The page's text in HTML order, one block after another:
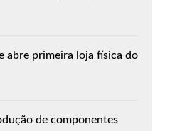
abre primeira loja física do
de componentes